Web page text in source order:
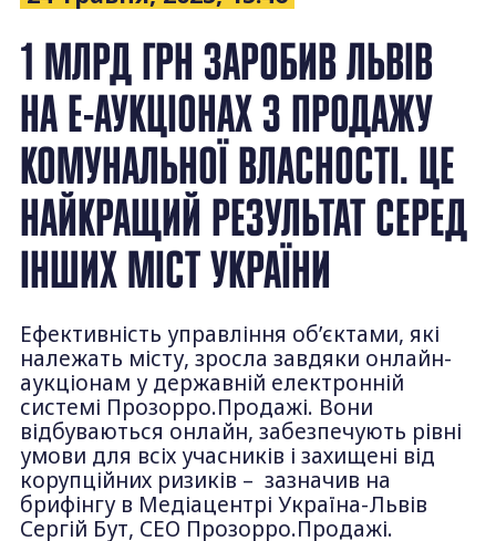
1 МЛРД ГРН ЗАРОБИВ ЛЬВІВ
НА Е-АУКЦІОНАХ З ПРОДАЖУ
КОМУНАЛЬНОЇ ВЛАСНОСТІ. ЦЕ
НАЙКРАЩИЙ РЕЗУЛЬТАТ СЕРЕД
ІНШИХ МІСТ УКРАЇНИ
Ефективність управління об’єктами, які
належать місту, зросла завдяки онлайн-
аукціонам у державній електронній
системі Прозорро.Продажі. Вони
відбуваються онлайн, забезпечують рівні
умови для всіх учасників і захищені від
корупційних ризиків – зазначив на
брифінгу в Медіацентрі Україна-Львів
Сергій Бут, СЕО Прозорро.Продажі.